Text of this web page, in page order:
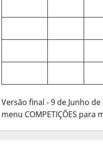
Versão final - 9 de Junho
menu COMPETIÇÕES para